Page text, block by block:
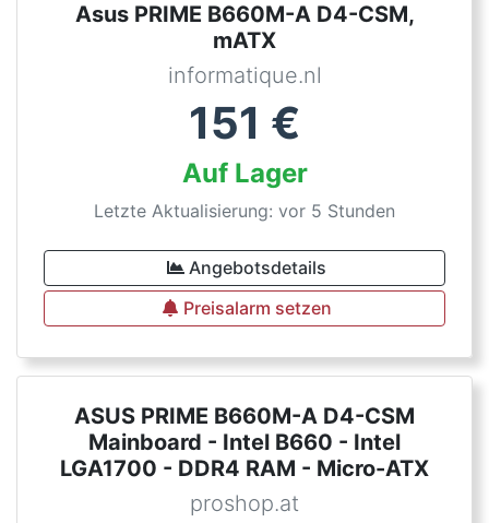
Asus PRIME B660M-A D4-CSM,
mATX
informatique.nl
151 €
Auf Lager
Letzte Aktualisierung: vor 5 Stunden
Angebotsdetails
Preisalarm setzen
ASUS PRIME B660M-A D4-CSM
Mainboard - Intel B660 - Intel
LGA1700 - DDR4 RAM - Micro-ATX
proshop.at